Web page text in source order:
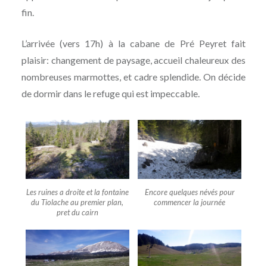
fin.
L’arrivée (vers 17h) à la cabane de Pré Peyret fait
plaisir: changement de paysage, accueil chaleureux des
nombreuses marmottes, et cadre splendide. On décide
de dormir dans le refuge qui est impeccable.
Les ruines a droite et la fontaine
du Tiolache au premier plan,
pret du cairn
Encore quelques névés pour
commencer la journée